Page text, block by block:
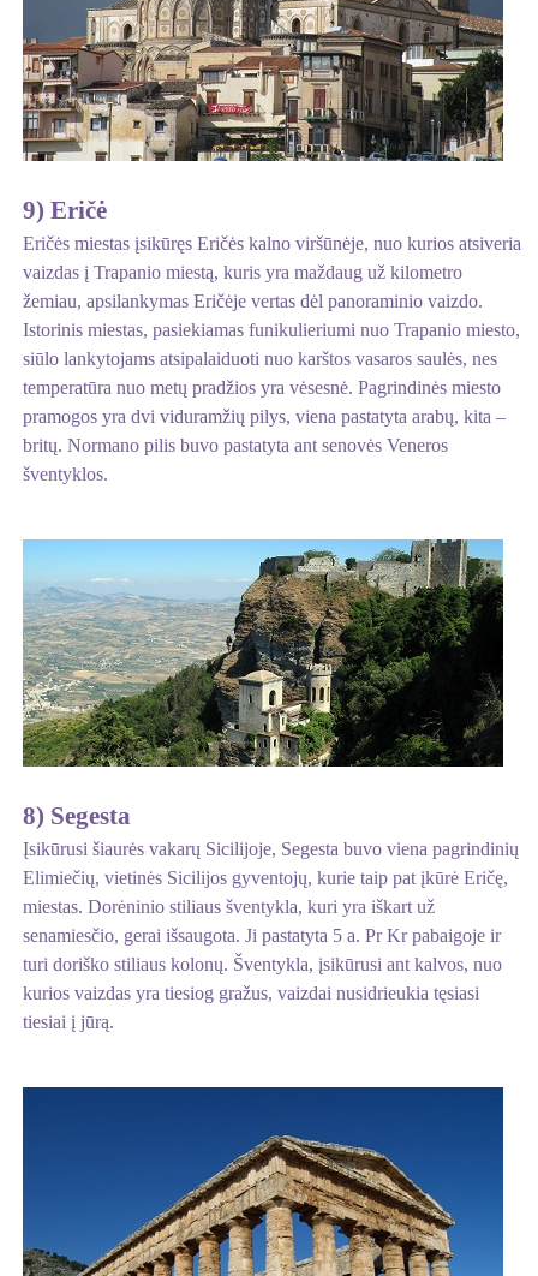
9) Eričė
Eričės miestas įsikūręs Eričės kalno viršūnėje, nuo kurios atsiveria
vaizdas į Trapanio miestą, kuris yra maždaug už kilometro
žemiau, apsilankymas Eričėje vertas dėl panoraminio vaizdo.
Istorinis miestas, pasiekiamas funikulieriumi nuo Trapanio miesto,
siūlo lankytojams atsipalaiduoti nuo karštos vasaros saulės, nes
temperatūra nuo metų pradžios yra vėsesnė. Pagrindinės miesto
pramogos yra dvi viduramžių pilys, viena pastatyta arabų, kita –
britų. Normano pilis buvo pastatyta ant senovės Veneros
šventyklos.
8) Segesta
Įsikūrusi šiaurės vakarų Sicilijoje, Segesta buvo viena pagrindinių
Elimiečių, vietinės Sicilijos gyventojų, kurie taip pat įkūrė Eričę,
miestas. Dorėninio stiliaus šventykla, kuri yra iškart už
senamiesčio, gerai išsaugota. Ji pastatyta 5 a. Pr Kr pabaigoje ir
turi doriško stiliaus kolonų. Šventykla, įsikūrusi ant kalvos, nuo
kurios vaizdas yra tiesiog gražus, vaizdai nusidrieukia tęsiasi
tiesiai į jūrą.